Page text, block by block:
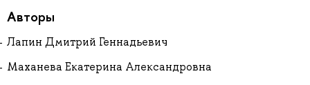
Авторы
Лапин Дмитрий Геннадьевич
Маханева Екатерина Александровна